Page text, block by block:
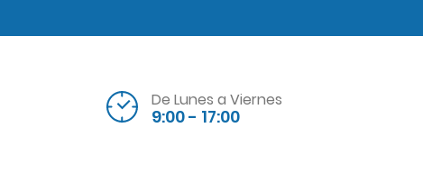
De Lunes a Viernes
9:00 - 17:00